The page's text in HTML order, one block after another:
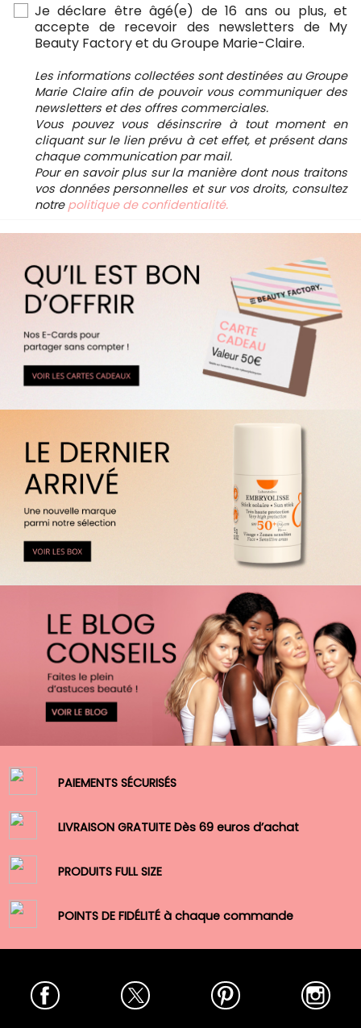
Je déclare être âgé(e) de 16 ans ou plus, et
accepte de recevoir des newsletters de My
Beauty Factory et du Groupe Marie-Claire.
Les informations collectées sont destinées au Groupe
Marie Claire afin de pouvoir vous communiquer des
newsletters et des offres commerciales.
Vous pouvez vous désinscrire à tout moment en
cliquant sur le lien prévu à cet effet, et présent dans
chaque communication par mail.
Pour en savoir plus sur la manière dont nous traitons
vos données personnelles et sur vos droits, consultez
notre politique de confidentialité.
PAIEMENTS SÉCURISÉS
LIVRAISON GRATUITE Dès 69 euros d’achat
PRODUITS FULL SIZE
POINTS DE FIDÉLITÉ à chaque commande
Facebook Twitter Pinterest